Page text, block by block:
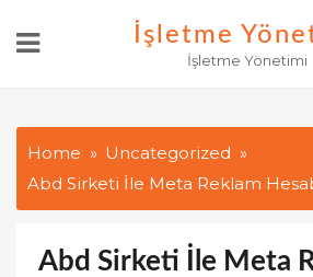
İşletme
İşletme Yönetimi
Home
Uncategorized
Abd Sirketi İle Meta Reklam
Abd Sirketi İle Meta